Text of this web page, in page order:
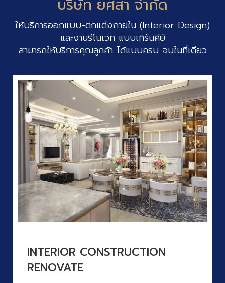
บริษัท ยศสา จำกัด
ให้บริการออกแบบ-ตกแต่งภายใน (Interior Design)
และงานรีโนเวท แบบเทิร์นคีย์
สามารถให้บริการคุณลูกค้า ได้แบบครบ จบในที่เดียว
INTERIOR CONSTRUCTION
RENOVATE